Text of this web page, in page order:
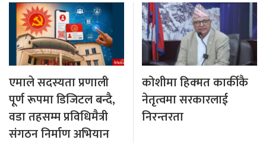
एमाले सदस्यता प्रणाली
पूर्ण रूपमा डिजिटल बन्दै,
वडा तहसम्म प्रविधिमैत्री
संगठन निर्माण अभियान
कोशीमा हिक्मत कार्कीकै
नेतृत्वमा सरकारलाई
निरन्तरता